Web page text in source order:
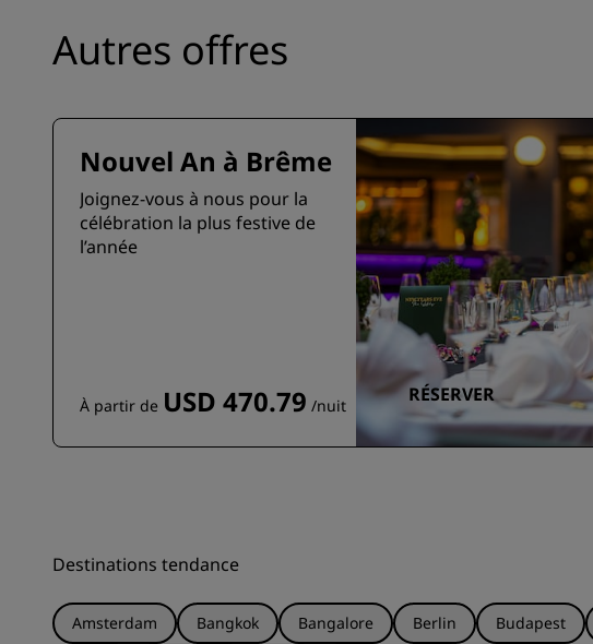
Autres offres
Nouvel An à Brême
Joignez-vous à nous pour la
célébration la plus festive de
l’année
À partir de USD 470.79 /nuit RÉSERVER
Destinations tendance
Amsterdam Bangkok Bangalore Berlin Budapest